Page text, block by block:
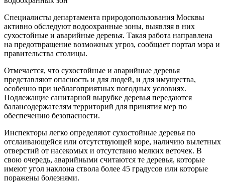
Специалисты департамента природопользования Москвы
активно обследуют водоохранные зоны, выявляя в них
сухостойные и аварийные деревья. Такая работа направлена
на предотвращение возможных угроз, сообщает портал мэра и
правительства столицы.
Отмечается, что сухостойные и аварийные деревья
представляют опасность и для людей, и для имущества,
особенно при неблагоприятных погодных условиях.
Подлежащие санитарной вырубке деревья передаются
балансодержателям территорий для принятия мер по
обеспечению безопасности.
Инспекторы легко определяют сухостойные деревья по
отслаивающейся или отсутствующей коре, наличию вылетных
отверстий от насекомых и отсутствию мелких веточек. В
свою очередь, аварийными считаются те деревья, которые
имеют угол наклона ствола более 45 градусов или которые
поражены болезнями.